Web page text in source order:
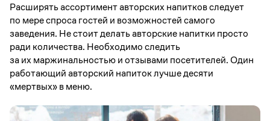
Расширять ассортимент авторских напитков следует
по мере спроса гостей и возможностей самого
заведения. Не стоит делать авторские напитки просто
ради количества. Необходимо следить
за их маржинальностью и отзывами посетителей. Один
работающий авторский напиток лучше десяти
«мертвых» в меню.